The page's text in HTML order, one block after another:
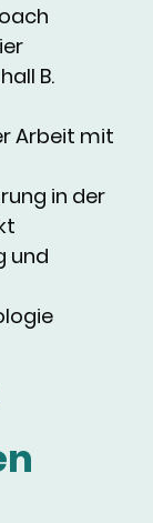
B.
Arbeit mit
in der
und